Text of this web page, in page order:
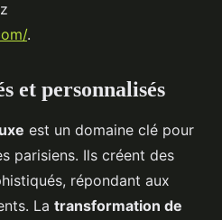
.
et personnalisés
est un domaine clé pour
parisiens. Ils créent des
répondant aux
La transformation de